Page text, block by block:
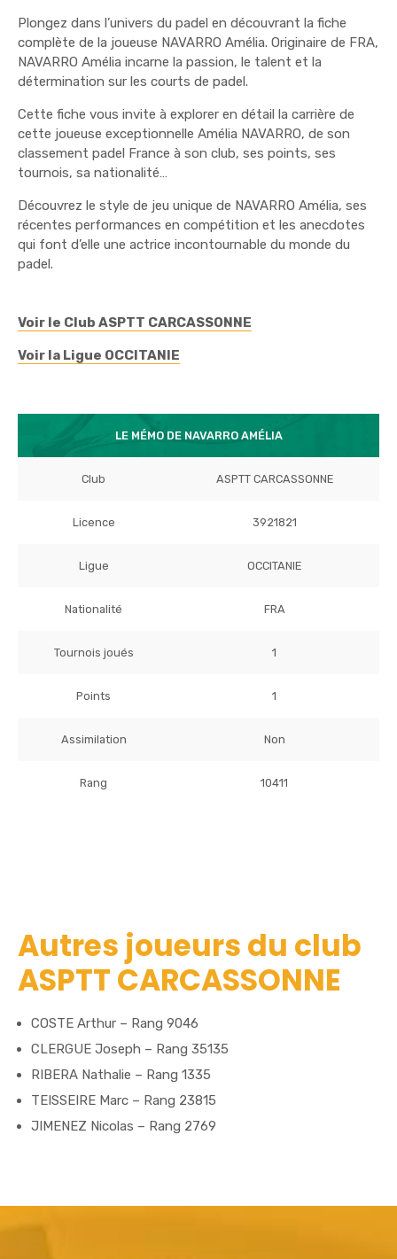
Plongez dans l’univers du padel en découvrant la fiche
complète de la joueuse NAVARRO Amélia. Originaire de FRA,
NAVARRO Amélia incarne la passion, le talent et la
détermination sur les courts de padel.
Cette fiche vous invite à explorer en détail la carrière de
cette joueuse exceptionnelle Amélia NAVARRO, de son
classement padel France à son club, ses points, ses
tournois, sa nationalité…
Découvrez le style de jeu unique de NAVARRO Amélia, ses
récentes performances en compétition et les anecdotes
qui font d’elle une actrice incontournable du monde du
padel.
Voir le Club ASPTT CARCASSONNE
Voir la Ligue OCCITANIE
LE MÉMO DE NAVARRO AMÉLIA
Club ASPTT CARCASSONNE
Licence 3921821
Ligue OCCITANIE
Nationalité FRA
Tournois joués 1
Points 1
Assimilation Non
Rang 10411
Autres joueurs du club
ASPTT CARCASSONNE
COSTE Arthur – Rang 9046
CLERGUE Joseph – Rang 35135
RIBERA Nathalie – Rang 1335
TEISSEIRE Marc – Rang 23815
JIMENEZ Nicolas – Rang 2769